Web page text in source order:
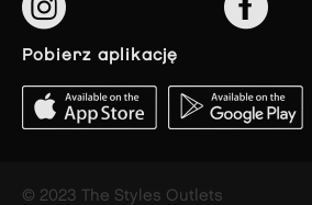
pobierz aplikację
© 2023 The Styles Outlets